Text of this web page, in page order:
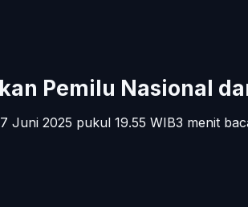
Pemilu Nasional
Juni 2025 pukul 19.55 WIB3 menit